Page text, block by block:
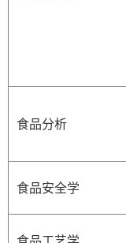
食品分析
食品安全学